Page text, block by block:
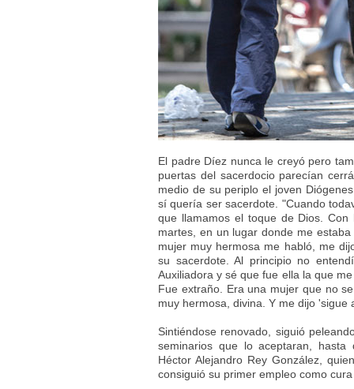
El padre Díez nunca le creyó pero
puertas del sacerdocio parecían
medio de su periplo el joven
sí quería ser sacerdote. "Cuando
que llamamos el toque de Dios.
martes, en un lugar donde me
mujer muy hermosa me habló, me
su sacerdote. Al principio no
Auxiliadora y sé que fue ella la que
Fue extraño. Era una mujer que no
muy hermosa, divina. Y me dijo 'sigue
Sintiéndose renovado, siguió
seminarios que lo aceptaran,
Héctor Alejandro Rey González,
consiguió su primer empleo como